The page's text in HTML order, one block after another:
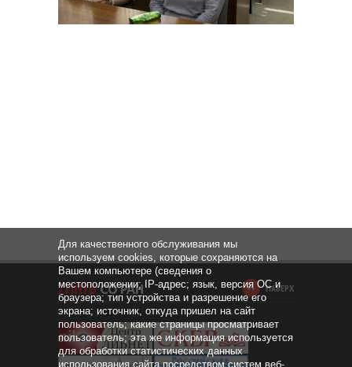
НАВЕРХ
Для качественного обслуживания мы
используем cookies, которые сохраняются на
Вашем компьютере (сведения о
местоположении; IP-адрес; язык, версия ОС и
браузера; тип устройства и разрешение его
экрана; источник, откуда пришел на сайт
пользователь; какие страницы просматривает
пользователь; эта же информация используется
для обработки статистических данных
использования сайта посредством систем веб-